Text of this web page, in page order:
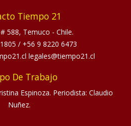
Tiempo 21
588, Temuco - Chile.
/ +56 9 8220 6473
legales@tiempo21.cl
De Trabajo
Espinoza. Periodista: Claudio
Nuñez.